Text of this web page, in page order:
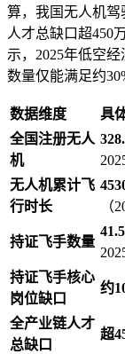
算，我国无人机驾
人才总缺口超450
示，2025年低空
数量仅能满足约
数据维度 具
全国注册无人
机
无人机累计飞
行时长
（
持证飞手数量
持证飞手核心
岗位缺口
约
全产业链人才
总缺口
超